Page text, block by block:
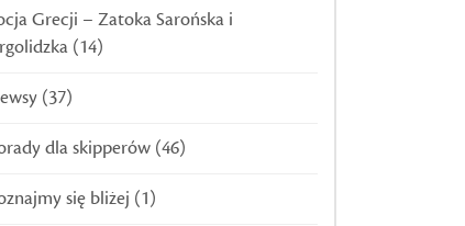
Grecji – Zatoka Sarońska i
(14)
(37)
dla skipperów (46)
się bliżej (1)